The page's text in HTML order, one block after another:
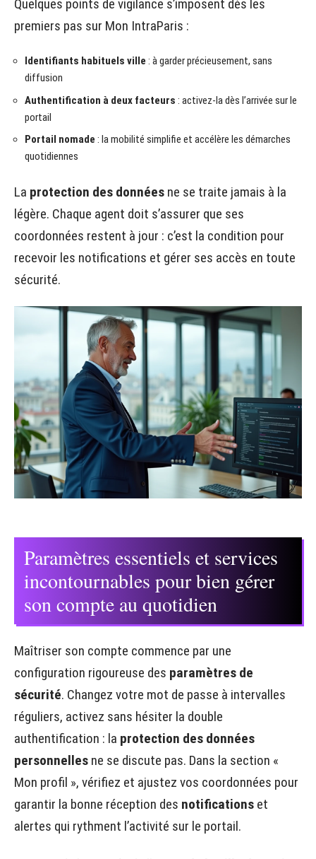
Quelques points de vigilance s’imposent dès les
premiers pas sur Mon IntraParis :
Identifiants habituels ville : à garder précieusement, sans
diffusion
Authentification à deux facteurs : activez-la dès l’arrivée sur le
portail
Portail nomade : la mobilité simplifie et accélère les démarches
quotidiennes
La protection des données ne se traite jamais à la
légère. Chaque agent doit s’assurer que ses
coordonnées restent à jour : c’est la condition pour
recevoir les notifications et gérer ses accès en toute
sécurité.
Paramètres essentiels et services
incontournables pour bien gérer
son compte au quotidien
Maîtriser son compte commence par une
configuration rigoureuse des paramètres de
sécurité. Changez votre mot de passe à intervalles
réguliers, activez sans hésiter la double
authentification : la protection des données
personnelles ne se discute pas. Dans la section «
Mon profil », vérifiez et ajustez vos coordonnées pour
garantir la bonne réception des notifications et
alertes qui rythment l’activité sur le portail.